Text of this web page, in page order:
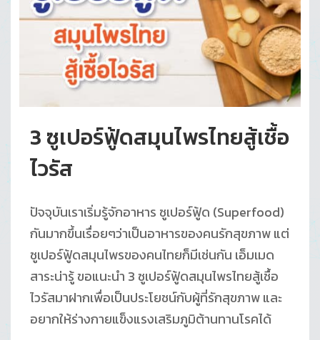
3 ซูเปอร์ฟู้ดสมุนไพรไทยสู้เชื้อ
ไวรัส
ปัจจุบันเราเริ่มรู้จักอาหาร ซูเปอร์ฟู้ด (Superfood)
กันมากขึ้นเรื่อยๆว่าเป็นอาหารของคนรักสุขภาพ แต่
ซูเปอร์ฟู้ดสมุนไพรของคนไทยก็มีเช่นกัน เอ็มเมด
สาระน่ารู้ ขอแนะนำ 3 ซูเปอร์ฟู้ดสมุนไพรไทยสู้เชื้อ
ไวรัสมาฝากเพื่อเป็นประโยชน์กับผู้ที่รักสุขภาพ และ
อยากให้ร่างกายแข็งแรงเสริมภูมิต้านทานโรคได้